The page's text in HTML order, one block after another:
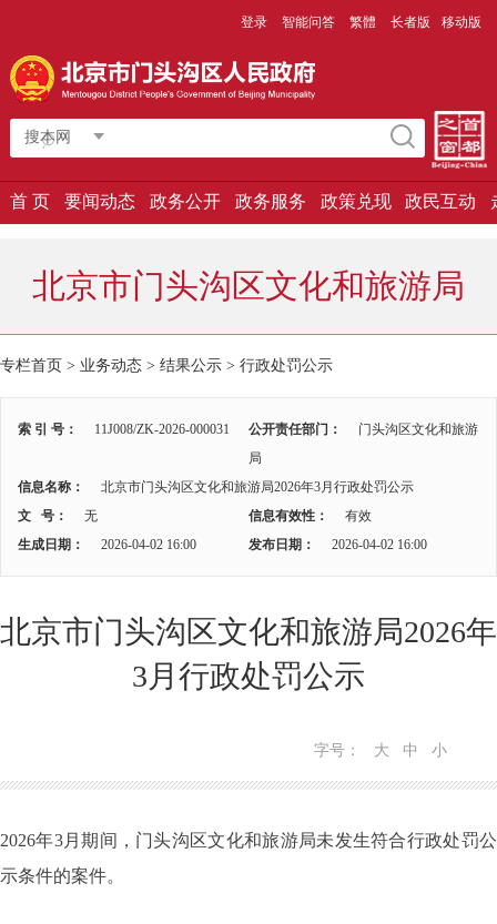
登录 智能问答 繁體 长者版 移动版
搜本网
首 页 要闻动态 政务公开 政务服务 政策兑现 政民互动
北京市门头沟区文化和旅游局
专栏首页 > 业务动态 > 结果公示 > 行政处罚公示
索 引 号： 11J008/ZK-2026-000031 公开责任部门：
门头沟区文化和旅游
局
信息名称：
北京市门头沟区文化和旅游局2026年3月行政处罚公示
文 号：
无 信息有效性：
有效
生成日期：
2026-04-02 16:00 发布日期： 2026-04-02 16:00
北京市门头沟区文化和旅游局2026年
3月行政处罚公示
字号： 大 中 小
2026年3月期间，门头沟区文化和旅游局未发生符合行政处罚公
示条件的案件。